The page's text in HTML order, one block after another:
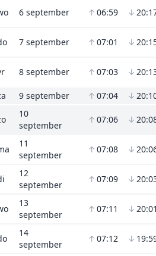
6 september ↑ 06:59 ↓
7 september ↑ 07:01 ↓
8 september ↑ 07:03 ↓
9 september ↑ 07:04 ↓
10
september
↑ 07:06 ↓
11
september
↑ 07:08 ↓
12
september
↑ 07:09 ↓
13
september
↑ 07:11 ↓ 20:01
14
september
↑ 07:12 ↓